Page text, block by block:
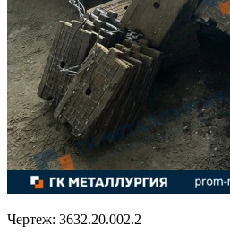
Чертеж: 3632.20.002.2